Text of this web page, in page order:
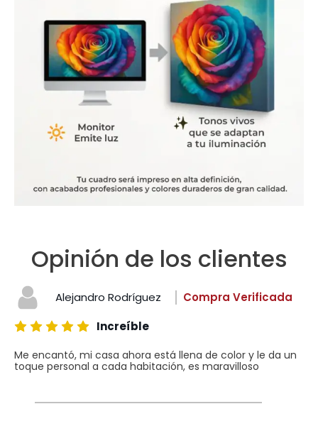
Opinión de los clientes
Alejandro Rodríguez
Compra Verificada
Increíble
Me encantó, mi casa ahora está llena de color y le da un
toque personal a cada habitación, es maravilloso